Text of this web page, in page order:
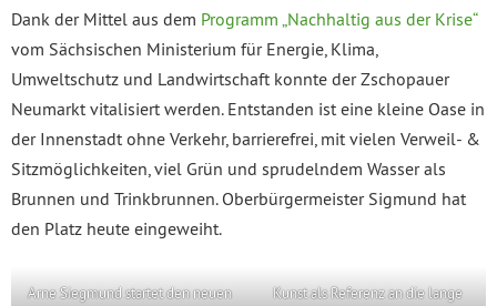
Dank der Mittel aus dem Programm „Nachhaltig aus der Krise“
vom Sächsischen Ministerium für Energie, Klima,
Umweltschutz und Landwirtschaft konnte der Zschopauer
Neumarkt vitalisiert werden. Entstanden ist eine kleine Oase in
der Innenstadt ohne Verkehr, barrierefrei, mit vielen Verweil- &
Sitzmöglichkeiten, viel Grün und sprudelndem Wasser als
Brunnen und Trinkbrunnen. Oberbürgermeister Sigmund hat
den Platz heute eingeweiht.
Arne Siegmund startet den neuen
Kunst als Referenz an die lange